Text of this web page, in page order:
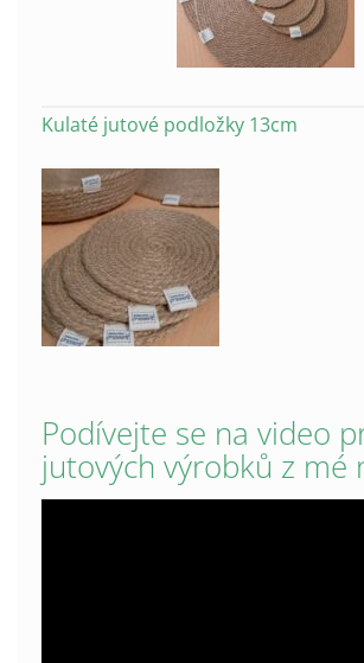
Kulaté jutové podložky 13cm
Podívejte se na video
jutových výrobků z mé